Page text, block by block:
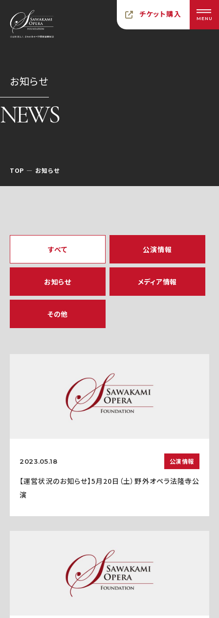
チケット購入 MENU
お知らせ
NEWS
TOP お知らせ
すべて 公演情報
お知らせ メディア情報
その他
2023.05.18 公演情報
【運営状況のお知らせ】5月20日（土）野外オペラ法隆寺公
演